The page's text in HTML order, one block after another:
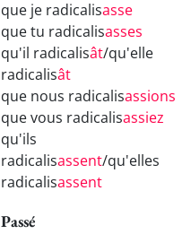
que je radicalisasse
que tu radicalisasses
qu'il radicalisât/qu'elle
radicalisât
que nous radicalisassions
que vous radicalisassiez
qu'ils
radicalisassent/qu'elles
radicalisassent
Passé